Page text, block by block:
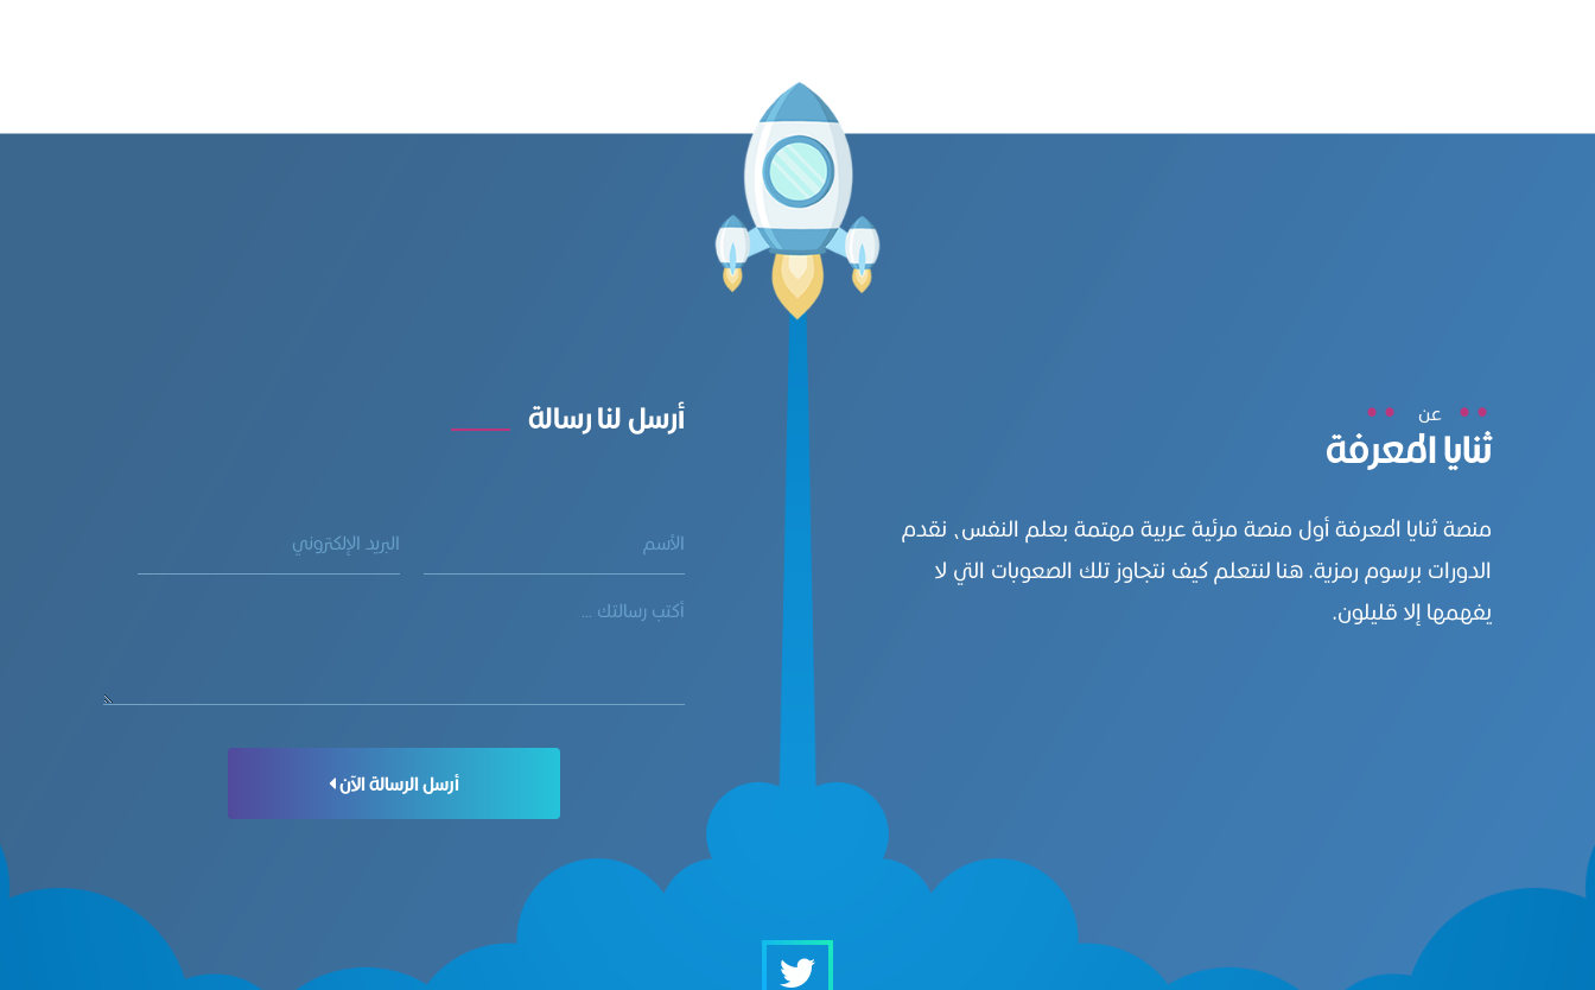
عن
ثنايا المعرفة
منصة ثنايا المعرفة أول منصة مرئية عربية مهتمة بعلم النفس، نقدم
الدورات برسوم رمزية. هنا لنتعلم كيف نتجاوز تلك الصعوبات التي لا
يفهمها إلا قليلون.
أرسل لنا رسالة
أرسل الرسالة الآن